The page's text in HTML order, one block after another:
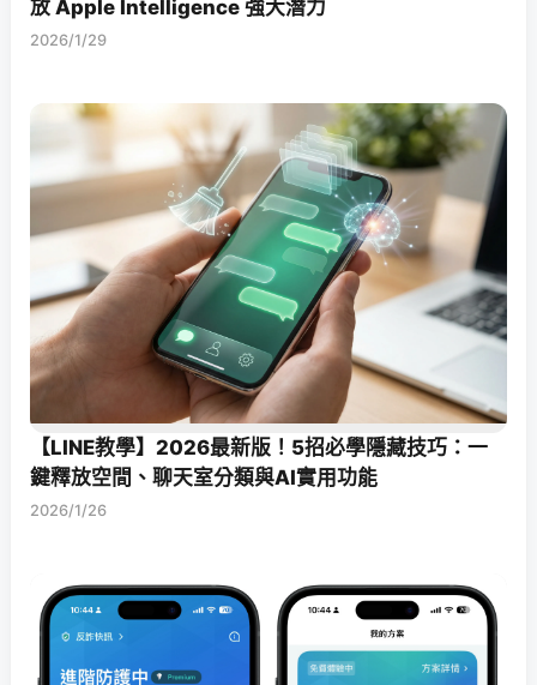
放 Apple Intelligence 強大潛力
2026/1/29
【LINE教學】2026最新版！5招必學隱藏技巧：一
鍵釋放空間、聊天室分類與AI實用功能
2026/1/26